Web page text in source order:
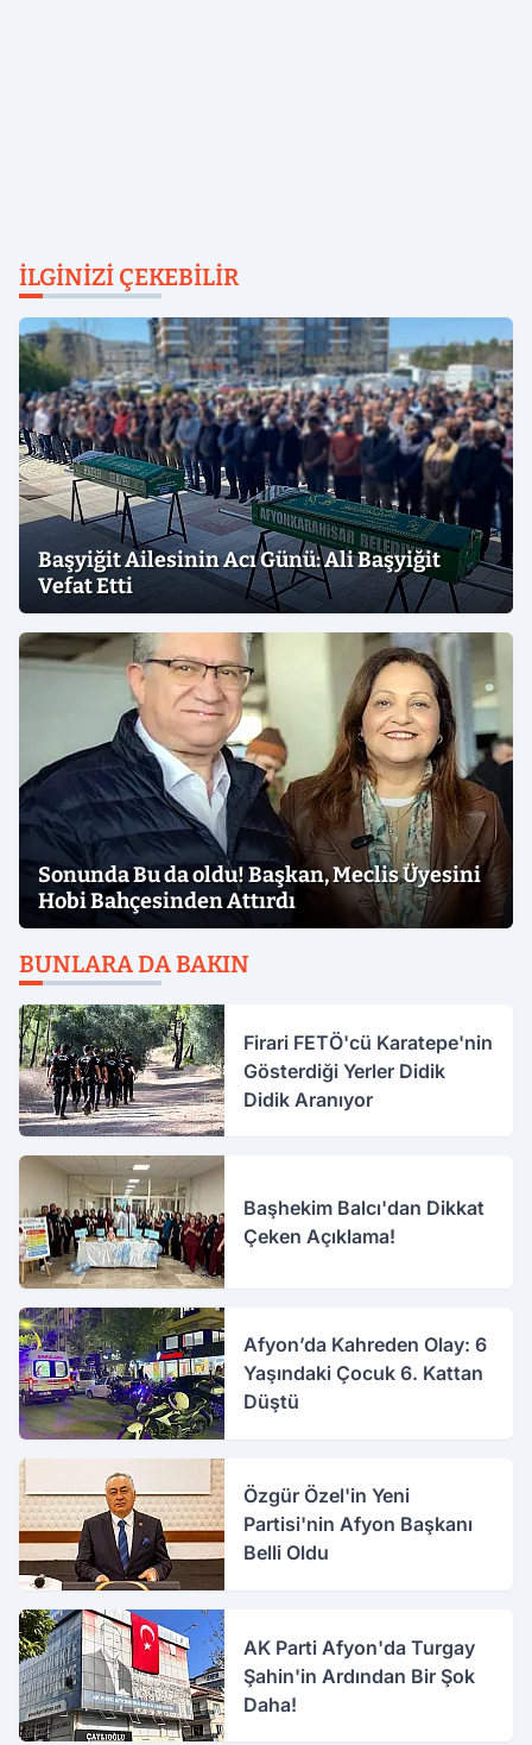
İLGINIZI ÇEKEBILIR
Başyiğit Ailesinin Acı Günü: Ali Başyiğit
Vefat Etti
Sonunda Bu da oldu! Başkan, Meclis Üyesini
Hobi Bahçesinden Attırdı
BUNLARA DA BAKIN
Firari FETÖ'cü Karatepe'nin
Gösterdiği Yerler Didik
Didik Aranıyor
Başhekim Balcı'dan Dikkat
Çeken Açıklama!
Afyon’da Kahreden Olay: 6
Yaşındaki Çocuk 6. Kattan
Düştü
Özgür Özel'in Yeni
Partisi'nin Afyon Başkanı
Belli Oldu
AK Parti Afyon'da Turgay
Şahin'in Ardından Bir Şok
Daha!